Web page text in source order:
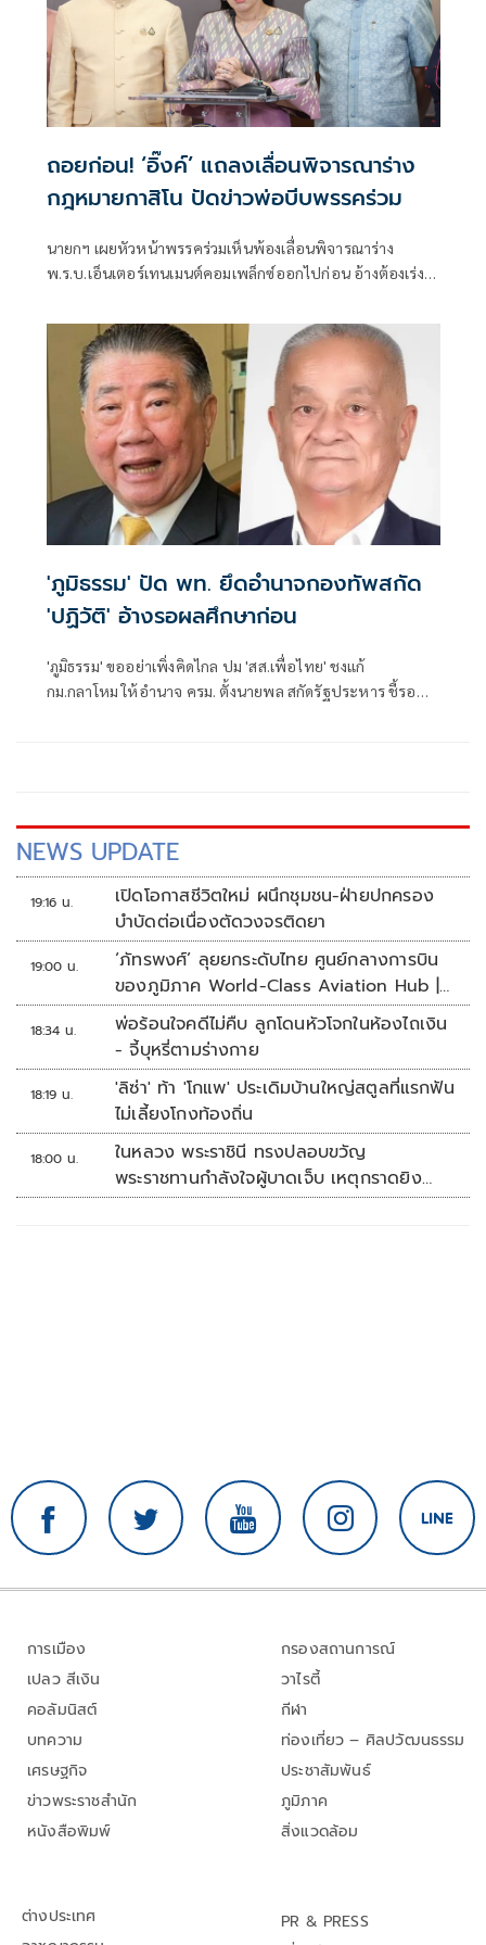
ถอยก่อน! ‘อิ๊งค์’ แถลงเลื่อนพิจารณาร่าง
กฎหมายกาสิโน ปัดข่าวพ่อบีบพรรคร่วม
นายกฯ เผยหัวหน้าพรรคร่วมเห็นพ้องเลื่อนพิจารณาร่าง
พ.ร.บ.เอ็นเตอร์เทนเมนต์คอมเพล็กซ์ออกไปก่อน อ้างต้องเร่ง
'ภูมิธรรม' ปัด พท. ยึดอำนาจกองทัพสกัด
'ปฏิวัติ' อ้างรอผลศึกษาก่อน
'ภูมิธรรม' ขออย่าเพิ่งคิดไกล ปม 'สส.เพื่อไทย' ชงแก้
กม.กลาโหม ให้อำนาจ ครม. ตั้งนายพล สกัดรัฐประหาร ชี้รอฟัง
NEWS UPDATE
19:16 น.
เปิดโอกาสชีวิตใหม่ ผนึกชุมชน-ฝ่ายปกครอง
บำบัดต่อเนื่องตัดวงจรติดยา
19:00 น.
‘ภัทรพงศ์’ ลุยยกระดับไทย ศูนย์กลางการบิน
ของภูมิภาค World-Class Aviation Hub |
ห้องข่าวไทยโพสต์สุดสัปดาห์
18:34 น.
พ่อร้อนใจคดีไม่คืบ ลูกโดนหัวโจกในห้องไถเงิน
- จี้บุหรี่ตามร่างกาย
18:19 น.
'ลิซ่า' ท้า 'โกแพ' ประเดิมบ้านใหญ่สตูลที่แรกฟัน
ไม่เลี้ยงโกงท้องถิ่น
18:00 น.
ในหลวง พระราชินี ทรงปลอบขวัญ
พระราชทานกำลังใจผู้บาดเจ็บ เหตุกราดยิง
รร.เทพศิรินทร์นนทบุรี
การเมือง
เปลว สีเงิน
คอลัมนิสต์
บทความ
เศรษฐกิจ
ข่าวพระราชสำนัก
หนังสือพิมพ์
กรองสถานการณ์
วาไรตี้
กีฬา
ท่องเที่ยว – ศิลปวัฒนธรรม
ประชาสัมพันธ์
ภูมิภาค
สิ่งแวดล้อม
ต่างประเทศ
PR & PRESS